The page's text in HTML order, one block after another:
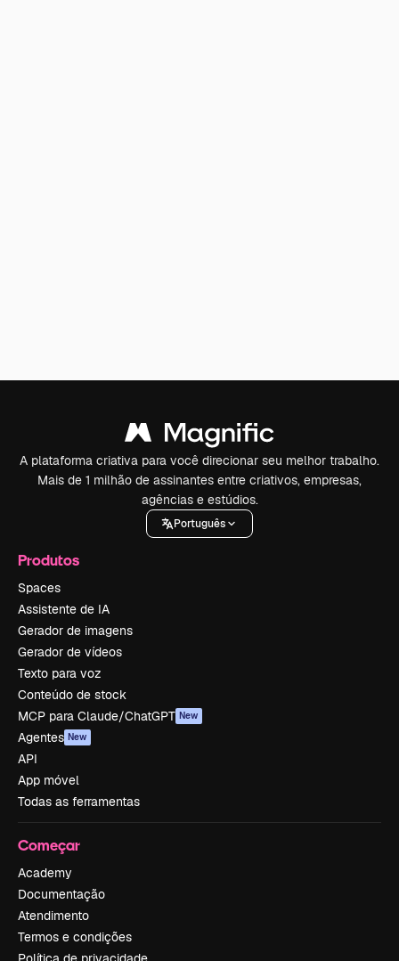
A plataforma criativa para você direcionar seu melhor trabalho.
Mais de 1 milhão de assinantes entre criativos, empresas,
agências e estúdios.
Português
Produtos
Spaces
Assistente de IA
Gerador de imagens
Gerador de vídeos
Texto para voz
Conteúdo de stock
MCP para Claude/ChatGPT New
Agentes New
API
App móvel
Todas as ferramentas
Começar
Academy
Documentação
Atendimento
Termos e condições